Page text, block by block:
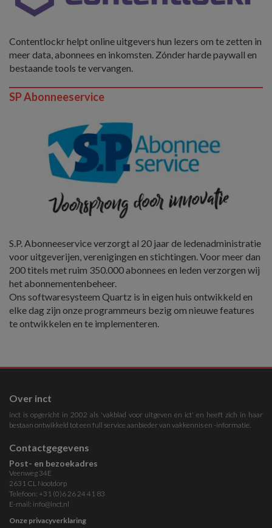
Contentlockr helpt online uitgevers hun lezers om te zetten in
meer data, abonnees en inkomsten. Zónder harde paywall en
bestaande tools te vervangen.
SP Abonneeservice
S.P. Abonneeservice verzorgt al 20 jaar de ledenadministratie
voor uitgeverijen, verenigingen en stichtingen. Voor meer dan
200 titels met ruim 350.000 abonnees en leden verzorgen wij
het abonnementenbeheer.
Ons softwaresysteem Quartz is in eigen huis ontwikkeld en
elke dag zijn onze programmeurs bezig om nieuwe features
te ontwikkelen en te implementeren.
Over inct
inct is opgericht in 2002 als 'vakblad voor uitgeven en ict' en heeft zich in haar
bestaan ontwikkeld tot een full service aanbieder van vakkennis en -informatie.
Contactgegevens
Post- en bezoekadres
Veenweg 34E
2631 CL Nootdorp
Telefoon: +31 (0)6 26 24 41 83
E-mail: info@inct.nl
Onze privacyverklaring